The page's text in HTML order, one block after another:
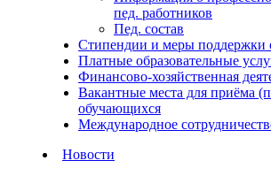
пед. работников
Пед. состав
Стипендии и меры поддержки
Платные образовательные
Финансово-хозяйственная
Вакантные места для приёма
обучающихся
Международное
Новости